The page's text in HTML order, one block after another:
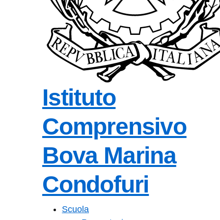
Istituto
Comprensivo
Bova Marina
Condofuri
— Visita la
Scuola